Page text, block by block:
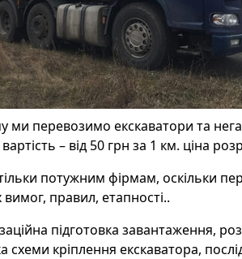
ми перевозимо екскаватори та
– від 50 грн за 1 км. ціна
потужним фірмам, оскільки
правил, етапності..
підготовка завантаження,
схеми кріплення екскаватора,